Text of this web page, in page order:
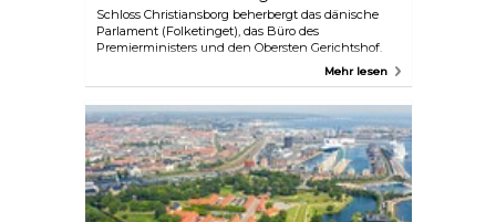
Schloss Christiansborg beherbergt das dänische
Parlament (Folketinget), das Büro des
Premierministers und den Obersten Gerichtshof.
Zu den Highlights für Besucher gehören die
Küche, die alle einzeln oder mit einem
gemeinsamen Ticket besichtigt werden können.
Der Eintritt in den Palastpark, in die öffentlichen
Galerien (nur während der Parlamentsdebatten)
und in den Turm ist kostenlos. Vom Turm aus hat
man übrigens einen weiten Blick über die
dänische Hauptstadt.
Mehr lesen